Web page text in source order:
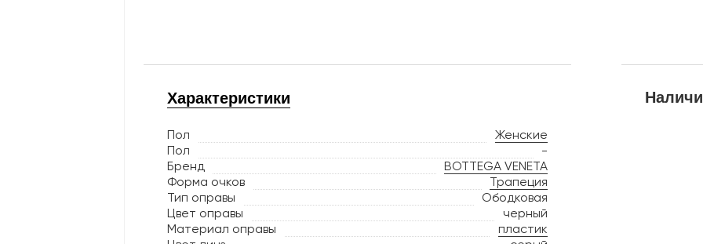
Характеристики
Пол
Женские
Пол
-
Бренд
BOTTEGA VENETA
Форма очков
Трапеция
Тип оправы
Ободковая
Цвет оправы
черный
Материал оправы
пластик